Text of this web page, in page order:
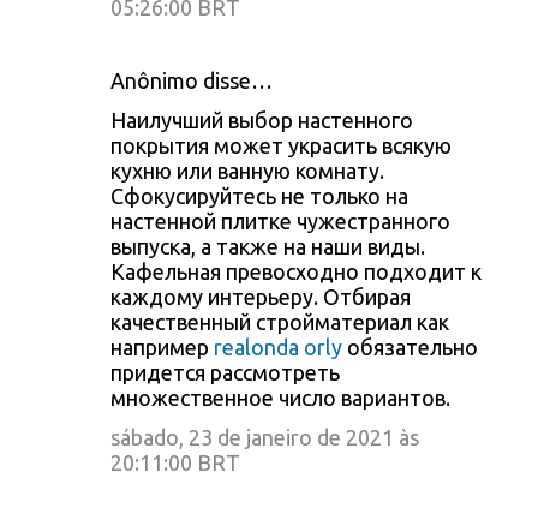
05:26:00 BRT
Anônimo disse…
Наилучший выбор настенного
покрытия может украсить всякую
кухню или ванную комнату.
Сфокусируйтесь не только на
настенной плитке чужестранного
выпуска, а также на наши виды.
Кафельная превосходно подходит к
каждому интерьеру. Отбирая
качественный стройматериал как
например realonda orly обязательно
придется рассмотреть
множественное число вариантов.
sábado, 23 de janeiro de 2021 às
20:11:00 BRT